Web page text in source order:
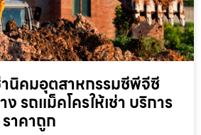
านิคมอุตสาหกรรมซีพีจีซี
รถแม็คโครให้เช่า บริการ
าคาถูก